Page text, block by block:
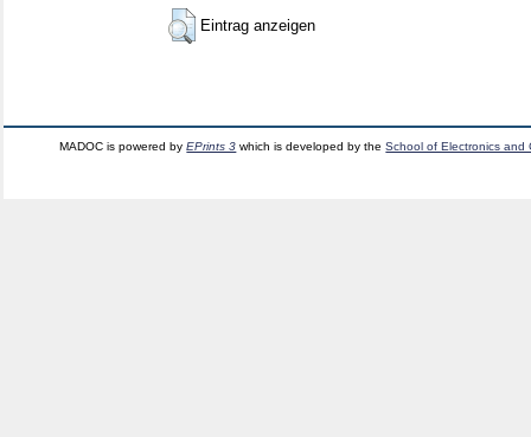
Eintrag anzeigen
MADOC is powered byEPrints 3 which is developed by theSchool of Electronics and